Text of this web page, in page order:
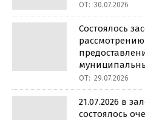
ОТ: 30.07.2026
Состоялось
ОТ: 29.07.2026
21.07.2026 в
состоялось